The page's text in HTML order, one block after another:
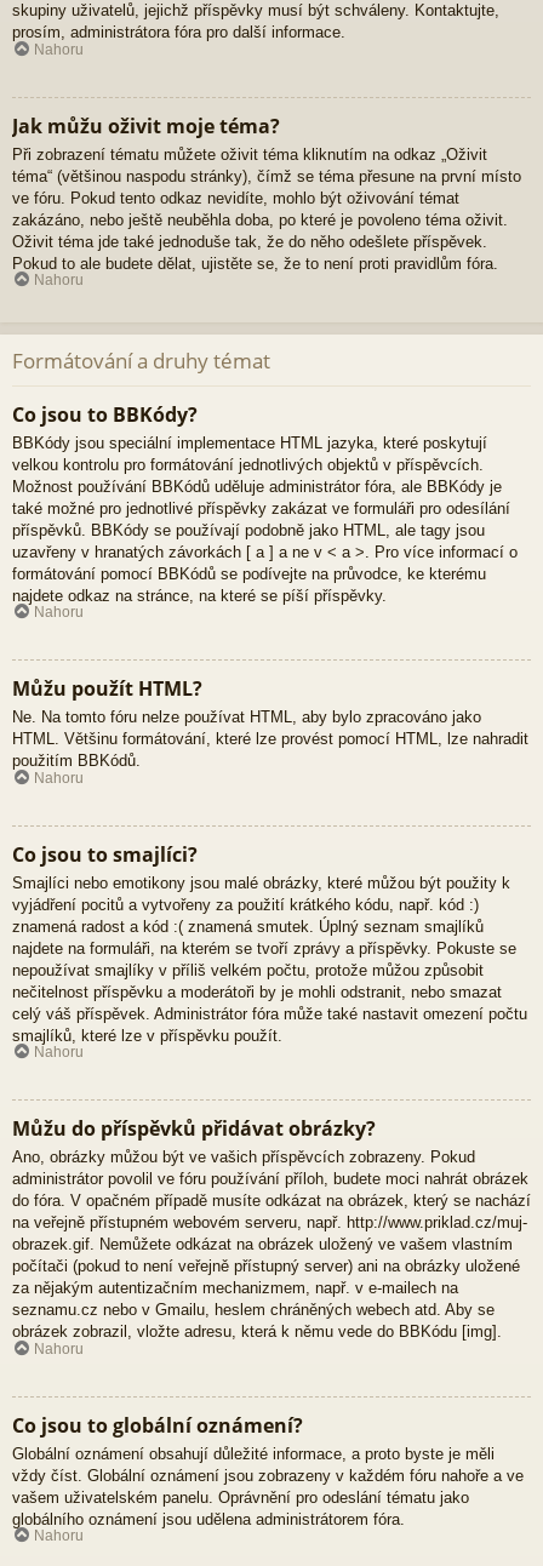
skupiny uživatelů, jejichž příspěvky musí být schváleny. Kontaktujte,
prosím, administrátora fóra pro další informace.
Nahoru
Jak můžu oživit moje téma?
Při zobrazení tématu můžete oživit téma kliknutím na odkaz „Oživit
téma“ (většinou naspodu stránky), čímž se téma přesune na první místo
ve fóru. Pokud tento odkaz nevidíte, mohlo být oživování témat
zakázáno, nebo ještě neuběhla doba, po které je povoleno téma oživit.
Oživit téma jde také jednoduše tak, že do něho odešlete příspěvek.
Pokud to ale budete dělat, ujistěte se, že to není proti pravidlům fóra.
Nahoru
Formátování a druhy témat
Co jsou to BBKódy?
BBKódy jsou speciální implementace HTML jazyka, které poskytují
velkou kontrolu pro formátování jednotlivých objektů v příspěvcích.
Možnost používání BBKódů uděluje administrátor fóra, ale BBKódy je
také možné pro jednotlivé příspěvky zakázat ve formuláři pro odesílání
příspěvků. BBKódy se používají podobně jako HTML, ale tagy jsou
uzavřeny v hranatých závorkách [ a ] a ne v < a >. Pro více informací o
formátování pomocí BBKódů se podívejte na průvodce, ke kterému
najdete odkaz na stránce, na které se píší příspěvky.
Nahoru
Můžu použít HTML?
Ne. Na tomto fóru nelze používat HTML, aby bylo zpracováno jako
HTML. Většinu formátování, které lze provést pomocí HTML, lze nahradit
použitím BBKódů.
Nahoru
Co jsou to smajlíci?
Smajlíci nebo emotikony jsou malé obrázky, které můžou být použity k
vyjádření pocitů a vytvořeny za použití krátkého kódu, např. kód :)
znamená radost a kód :( znamená smutek. Úplný seznam smajlíků
najdete na formuláři, na kterém se tvoří zprávy a příspěvky. Pokuste se
nepoužívat smajlíky v příliš velkém počtu, protože můžou způsobit
nečitelnost příspěvku a moderátoři by je mohli odstranit, nebo smazat
celý váš příspěvek. Administrátor fóra může také nastavit omezení počtu
smajlíků, které lze v příspěvku použít.
Nahoru
Můžu do příspěvků přidávat obrázky?
Ano, obrázky můžou být ve vašich příspěvcích zobrazeny. Pokud
administrátor povolil ve fóru používání příloh, budete moci nahrát obrázek
do fóra. V opačném případě musíte odkázat na obrázek, který se nachází
na veřejně přístupném webovém serveru, např. http://www.priklad.cz/muj-
obrazek.gif. Nemůžete odkázat na obrázek uložený ve vašem vlastním
počítači (pokud to není veřejně přístupný server) ani na obrázky uložené
za nějakým autentizačním mechanizmem, např. v e-mailech na
seznamu.cz nebo v Gmailu, heslem chráněných webech atd. Aby se
obrázek zobrazil, vložte adresu, která k němu vede do BBKódu [img].
Nahoru
Co jsou to globální oznámení?
Globální oznámení obsahují důležité informace, a proto byste je měli
vždy číst. Globální oznámení jsou zobrazeny v každém fóru nahoře a ve
vašem uživatelském panelu. Oprávnění pro odeslání tématu jako
globálního oznámení jsou udělena administrátorem fóra.
Nahoru